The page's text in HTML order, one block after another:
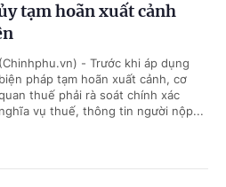
tạm hoãn xuất cảnh
(Chinhphu.vn) - Trước khi áp dụng
biện pháp tạm hoãn xuất cảnh, cơ
thuế phải rà soát chính xác
nghĩa vụ thuế, thông tin người nộp...